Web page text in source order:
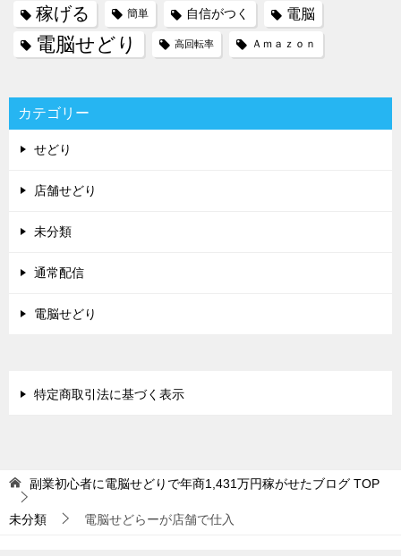
稼げる 簡単 自信がつく 電脳
電脳せどり 高回転率 Ａｍａｚｏｎ
カテゴリー
せどり
店舗せどり
未分類
通常配信
電脳せどり
特定商取引法に基づく表示
副業初心者に電脳せどりで年商1,431万円稼がせたブログ TOP
未分類 電脳せどらーが店舗で仕入